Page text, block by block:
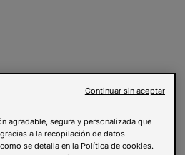
agradable, segura y personalizada que
a la recopilación de datos
se detalla en la Política de cookies.
Continuar sin aceptar